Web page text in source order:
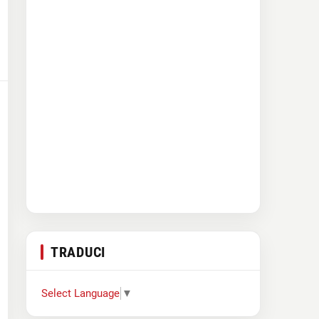
TRADUCI
Select Language ▼